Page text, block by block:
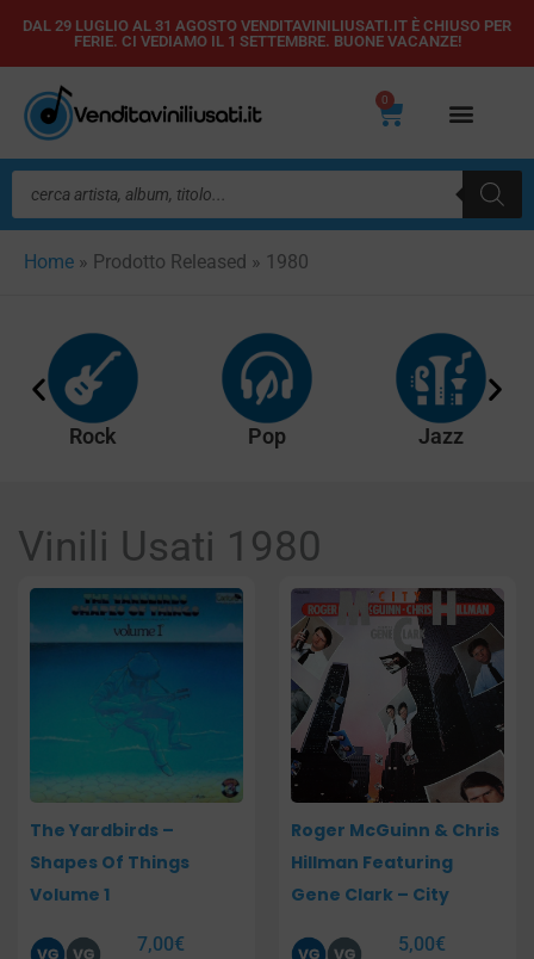
Vai
contenuto
DAL 29 LUGLIO AL 31 AGOSTO VENDITAVINILIUSATI.IT È CHIUSO PER
FERIE. CI VEDIAMO IL 1 SETTEMBRE. BUONE VACANZE!
0
Carrello
Ricerca
prodotti
Home » Prodotto Released » 1980
Rock Pop Jazz
Vinili Usati 1980
The Yardbirds –
Shapes Of Things
Volume 1
7,00€
Roger McGuinn & Chris
Hillman Featuring
Gene Clark – City
5,00€
PaginaPaginaPagina Pagina